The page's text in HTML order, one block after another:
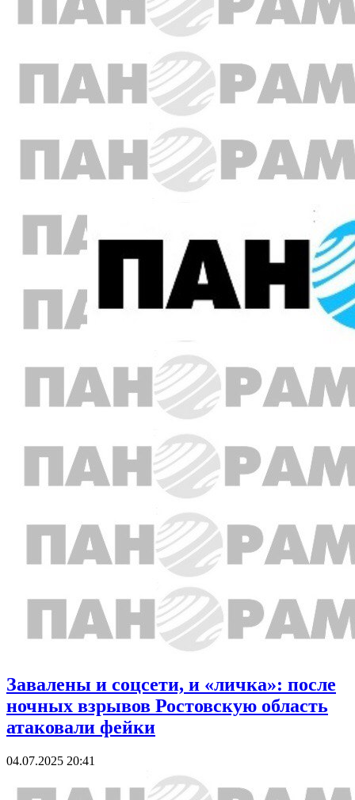
Завалены и соцсети, и «личка»: после
ночных взрывов Ростовскую область
атаковали фейки
04.07.2025 20:41